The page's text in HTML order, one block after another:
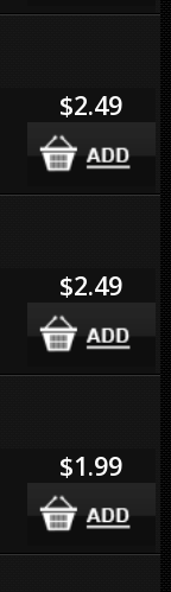
$2.49
$2.49
$1.99